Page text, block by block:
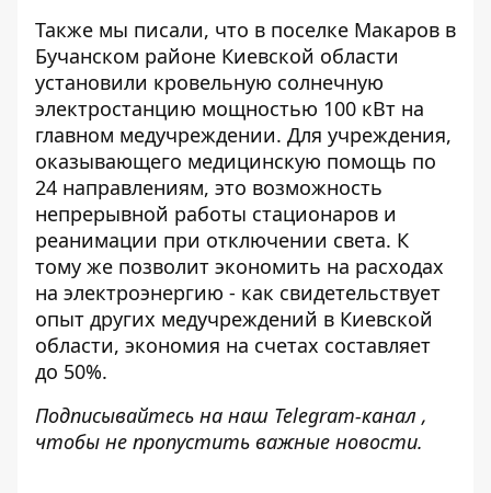
Также мы писали, что в поселке Макаров в
Бучанском районе Киевской области
установили кровельную солнечную
электростанцию ​​мощностью 100 кВт на
главном медучреждении. Для учреждения,
оказывающего медицинскую помощь по
24 направлениям, это возможность
непрерывной работы стационаров и
реанимации при отключении света. К
тому же позволит экономить на расходах
на электроэнергию - как свидетельствует
опыт других медучреждений в Киевской
области, экономия на счетах составляет
до 50%.
Подписывайтесь на наш Telegram-канал ,
чтобы не пропустить важные новости.